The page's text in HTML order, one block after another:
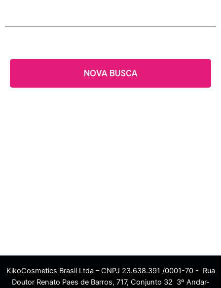
NOVA BUSCA
KikoCosmetics Brasil Ltda – CNPJ 23.638.391 /0001-70 - Rua
Doutor Renato Paes de Barros, 717, Conjunto 32 3º Andar-